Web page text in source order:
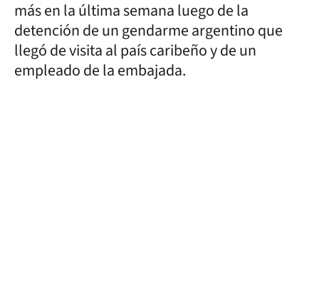
más en la última semana luego de la
detención de un gendarme argentino que
llegó de visita al país caribeño y de un
empleado de la embajada.